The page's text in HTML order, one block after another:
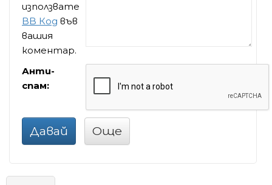
използвате
BB Код във
вашия
коментар.
Анти-
спам:
Давай Още